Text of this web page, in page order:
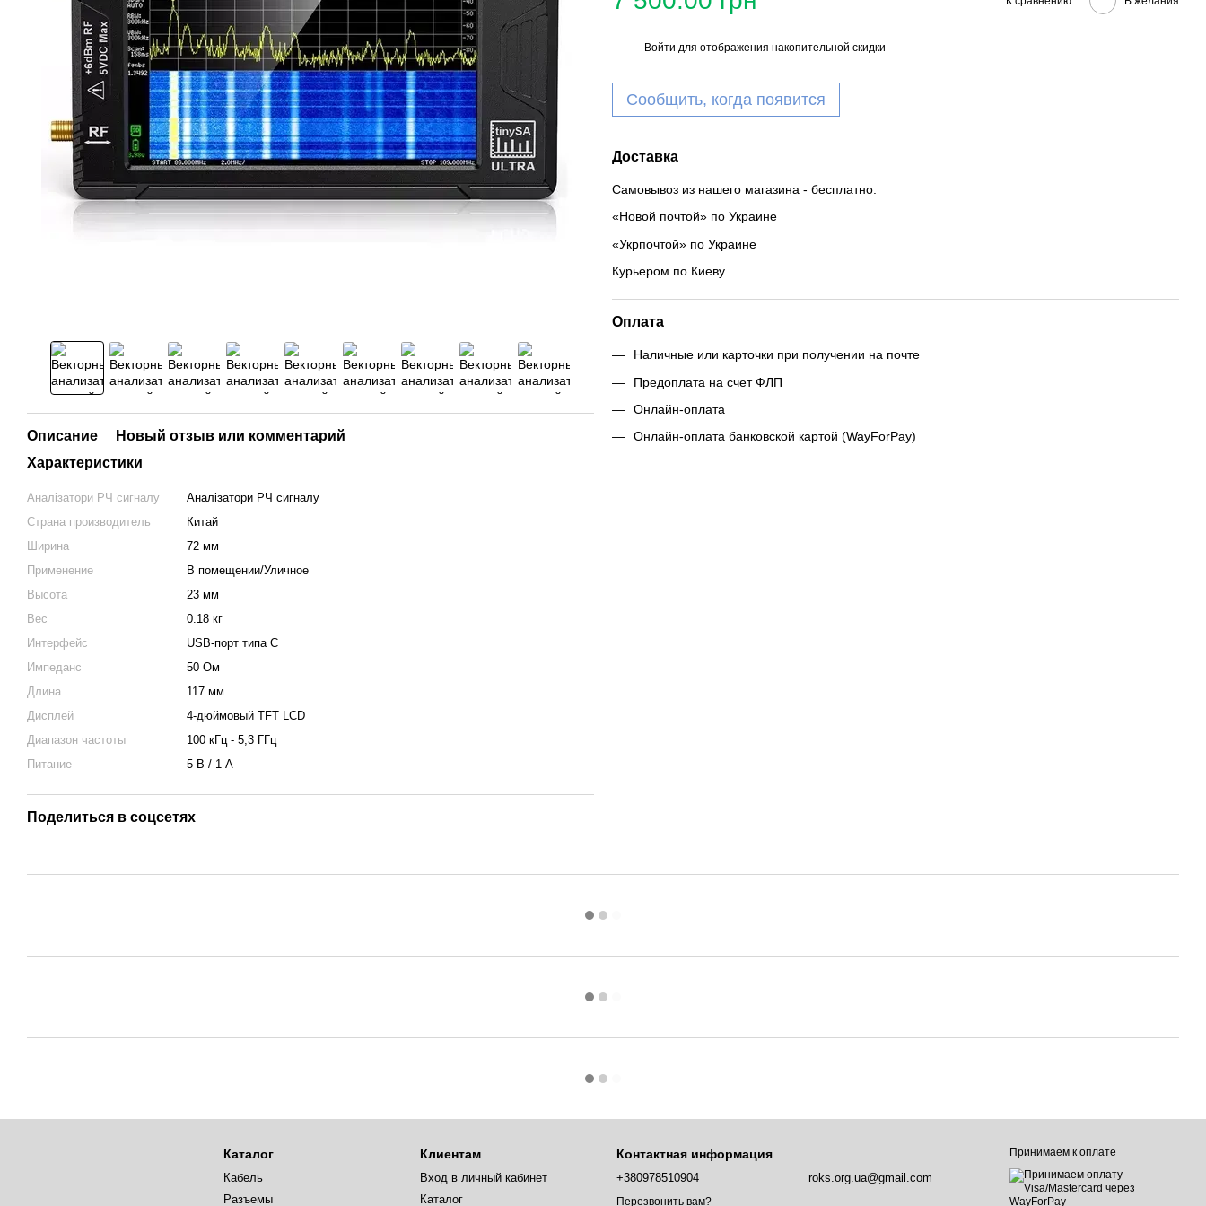
Описание
Новый отзыв или комментарий
Характеристики
Аналізатори РЧ сигналу
Аналізатори РЧ сигналу
Страна производитель
Китай
Ширина
72 мм
Применение
В помещении/Уличное
Высота
23 мм
Вес
0.18 кг
Интерфейс
USB-порт типа C
Импеданс
50 Ом
Длина
117 мм
Дисплей
4-дюймовый TFT LCD
Диапазон частоты
100 кГц - 5,3 ГГц
Питание
5 В / 1 А
Поделиться в соцсетях
Войти для отображения накопительной скидки
Сообщить, когда появится
Доставка
Самовывоз из нашего магазина - бесплатно.
«Новой почтой» по Украине
«Укрпочтой» по Украине
Курьером по Киеву
Оплата
Наличные или карточки при получении на почте
Предоплата на счет ФЛП
Онлайн-оплата
Онлайн-оплата банковской картой (WayForPay)
Каталог
Кабель
Разъемы
Клиентам
Вход в личный кабинет
Каталог
Контактная информация
+380978510904
Перезвонить вам?
roks.org.ua@gmail.com
Принимаем к оплате